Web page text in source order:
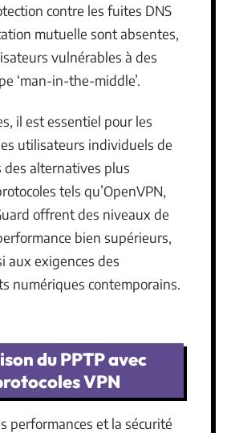
contre les fuites DNS
mutuelle sont absentes,
vulnérables à des
‘man-in-the-middle’.
il est essentiel pour les
utilisateurs individuels de
des alternatives plus
tels qu’OpenVPN,
offrent des niveaux de
bien supérieurs,
aux exigences des
numériques contemporains.
du PPTP avec
VPN
performances et la sécurité